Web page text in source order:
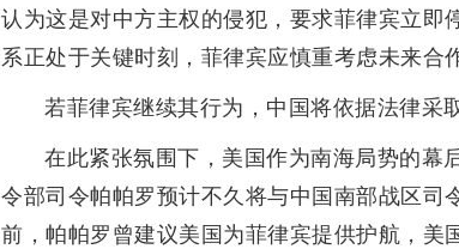
认为这是对中方主权的侵犯，要求菲律宾立
系正处于关键时刻，菲律宾应慎重考虑未来合
若菲律宾继续其行为，中国将依据法律采
在此紧张氛围下，美国作为南海局势的幕
令部司令帕帕罗预计不久将与中国南部战区
前，帕帕罗曾建议美国为菲律宾提供护航，